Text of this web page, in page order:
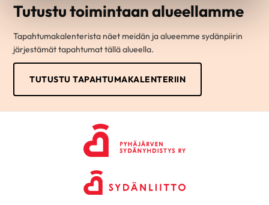
Tutustu toimintaan alueellamme
Tapahtumakalenterista näet meidän ja alueemme sydänpiirin
järjestämät tapahtumat tällä alueella.
TUTUSTU TAPAHTUMAKALENTERIIN